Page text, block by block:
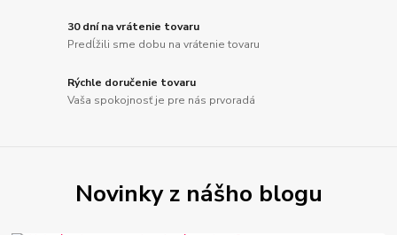
30 dní na vrátenie tovaru
Predĺžili sme dobu na vrátenie tovaru
Rýchle doručenie tovaru
Vaša spokojnosť je pre nás prvoradá
Novinky z nášho blogu